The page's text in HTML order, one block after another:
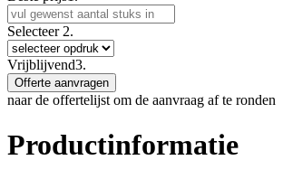
Selecteer 2.
Vrijblijvend3.
Offerte aanvragen
naar de offertelijst om de aanvraag af te ronden
Productinformatie